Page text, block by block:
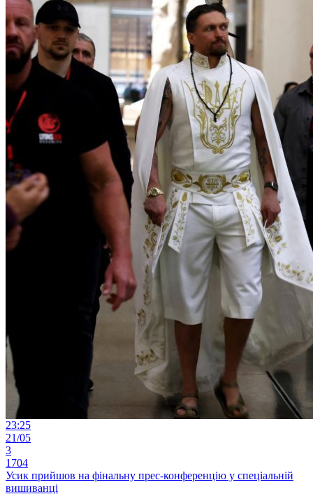
23:25
21/05
3
1704
Усик прийшов на фінальну прес-конференцію у спеціальній
вишиванці